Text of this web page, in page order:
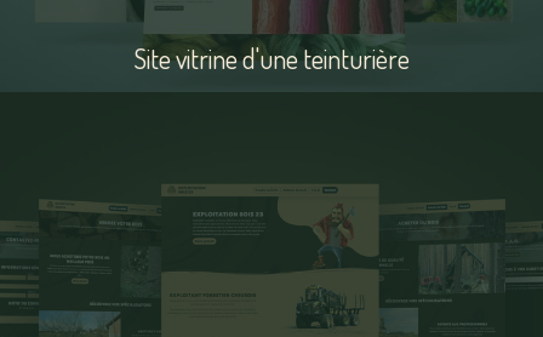
le
site
Site vitrine d'une teinturière